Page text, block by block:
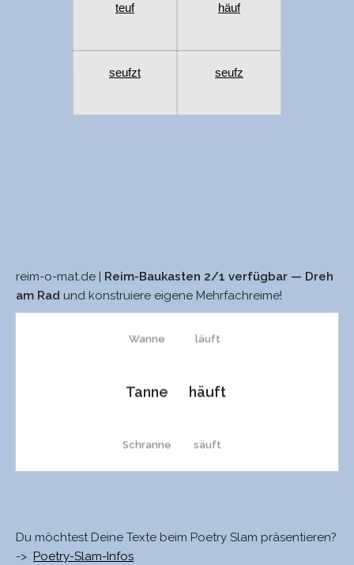
teuf häuf
seufzt seufz
reim-o-mat.de |
Reim-Baukasten 2/1 verfügbar — Dreh
am Rad und konstruiere eigene Mehrfachreime!
Wanne
Tanne
Schranne
läuft
häuft
säuft
Du möchtest Deine Texte beim Poetry Slam präsentieren?
-> Poetry-Slam-Infos